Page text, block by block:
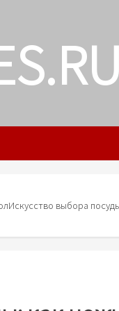
Искусство выбора